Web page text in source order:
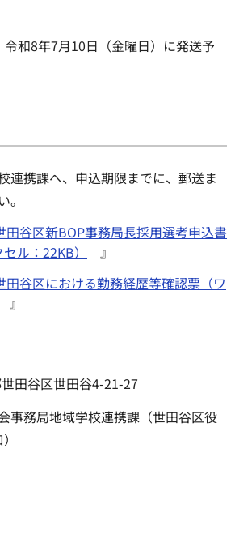
和8年7月10日（金曜日）に発送予
連携課へ、申込期限までに、郵送ま
田谷区新BOP事務局長採用選考申込書
ル：22KB）
』
田谷区における勤務経歴等確認票（ワ
』
田谷区世田谷4-21-27
事務局地域学校連携課（世田谷区役